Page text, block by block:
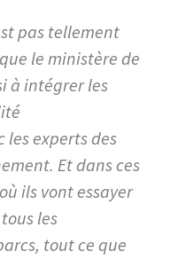
pas tellement
le ministère de
à intégrer les
experts des
Et dans ces
ils vont essayer
les
tout ce que